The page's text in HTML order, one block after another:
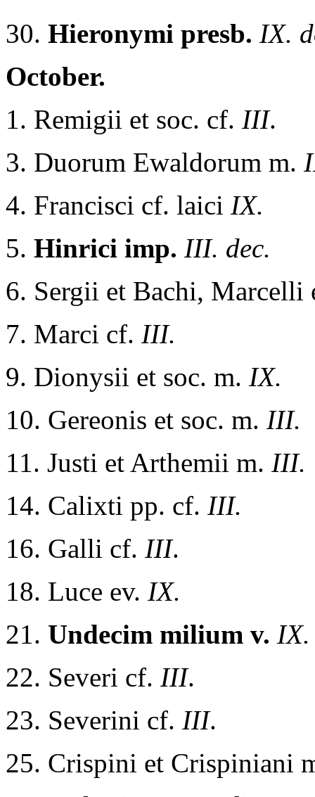
30. Hieronymi presb. IX.
October.
1. Remigii et soc. cf. III.
3. Duorum Ewaldorum m.
4. Francisci cf. laici IX.
5. Hinrici imp. III. dec.
6. Sergii et Bachi,
7. Marci cf. III.
9. Dionysii et soc. m. IX.
10. Gereonis et soc. m. III.
11. Justi et Arthemii m. III.
14. Calixti pp. cf. III.
16. Galli cf. III.
18. Luce ev. IX.
21. Undecim milium v. IX.
22. Severi cf. III.
23. Severini cf. III.
25. Crispini et Crispiniani